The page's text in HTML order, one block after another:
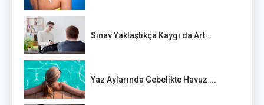
Sınav Yaklaştıkça Kaygı da Art...
Yaz Aylarında Gebelikte Havuz ...